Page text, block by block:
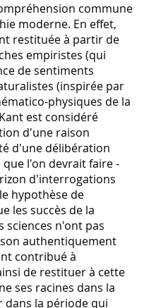
commune
moderne. En effet,
restituée à partir de
empiristes (qui
de sentiments
(inspirée par
physiques de la
est considéré
d'une raison
d'une délibération
l'on devrait faire -
d'interrogations
hypothèse de
les succès de la
sciences n'ont pas
authentiquement
contribué à
de restituer à cette
ses racines dans la
dans la période qui